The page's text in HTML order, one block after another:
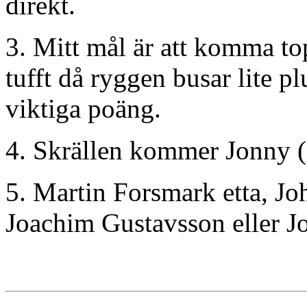
3. Mitt mål är att komma
tufft då ryggen busar lite
viktiga poäng.
4. Skrällen kommer Jonny
5. Martin Forsmark etta,
Joachim Gustavsson eller